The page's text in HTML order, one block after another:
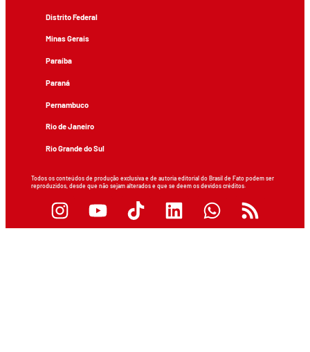
Distrito Federal
Minas Gerais
Paraíba
Paraná
Pernambuco
Rio de Janeiro
Rio Grande do Sul
Todos os conteúdos de produção exclusiva e de autoria editorial do Brasil de Fato podem ser
reproduzidos, desde que não sejam alterados e que se deem os devidos créditos.